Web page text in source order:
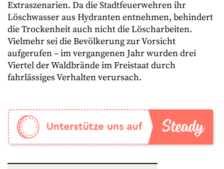
Extraszenarien. Da die Stadtfeuerwehren ihr
Löschwasser aus Hydranten entnehmen, behindert
die Trockenheit auch nicht die Löscharbeiten.
Vielmehr sei die Bevölkerung zur Vorsicht
aufgerufen – im vergangenen Jahr wurden drei
Viertel der Waldbrände im Freistaat durch
fahrlässiges Verhalten verursach.